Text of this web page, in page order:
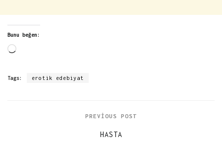
Bunu beğen:
Yükleniyor...
Tags: erotik edebiyat
PREVIOUS POST
HASTA